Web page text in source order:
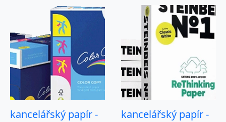
kancelářský papír -
kancelářský papír -